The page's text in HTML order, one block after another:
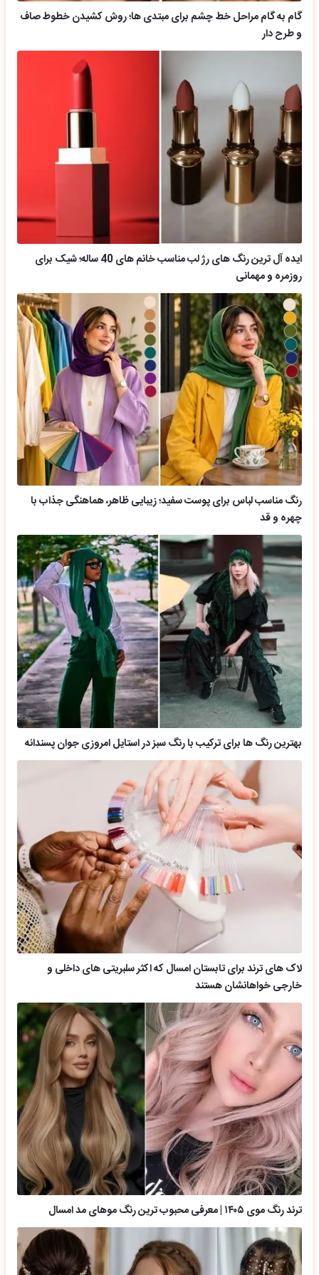
گام به گام مراحل خط چشم برای مبتدی ها؛ روش کشیدن خطوط صاف
و طرح دار
ایده آل ترین رنگ های رژ لب مناسب خانم های 40 ساله؛ شیک برای
روزمره و مهمانی
رنگ مناسب لباس برای پوست سفید؛ زیبایی ظاهر، هماهنگی جذاب با
چهره و قد
بهترین رنگ ها برای ترکیب با رنگ سبز در استایل امروزی جوان پسندانه
لاک های ترند برای تابستان امسال که اکثر سلبریتی های داخلی و
خارجی خواهانشان هستند
ترند رنگ موی ۱۴۰۵ | معرفی محبوب ترین رنگ موهای مد امسال